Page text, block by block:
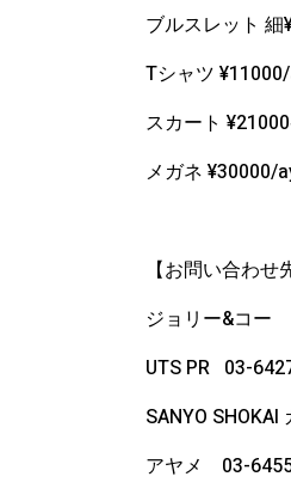
ブルスレット
Tシャツ
スカート
メガネ ¥30000/
【お問い合わせ
ジョリー&コー
UTS PR 03-
SANYO
アヤメ 03-